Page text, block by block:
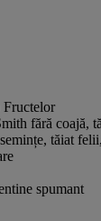
Fructelor
fără coajă,
tăiat
spumant